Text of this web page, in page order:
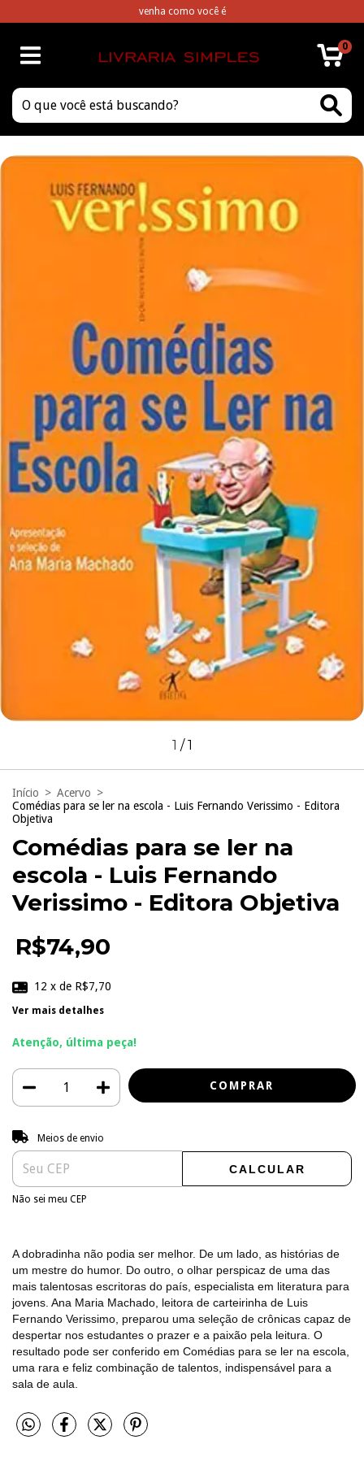
venha como você é
0
1 /1
Início > Acervo >
Comédias para se ler na escola - Luis Fernando Verissimo - Editora
Objetiva
Comédias para se ler na
escola - Luis Fernando
Verissimo - Editora Objetiva
R$74,90
12 x de R$7,70
Ver mais detalhes
Atenção, última peça!
Entregas para o CEP:
Meios de envio
CALCULAR
Não sei meu CEP
A dobradinha não podia ser melhor. De um lado, as histórias de
um mestre do humor. Do outro, o olhar perspicaz de uma das
mais talentosas escritoras do país, especialista em literatura para
jovens. Ana Maria Machado, leitora de carteirinha de Luis
Fernando Verissimo, preparou uma seleção de crônicas capaz de
despertar nos estudantes o prazer e a paixão pela leitura. O
resultado pode ser conferido em Comédias para se ler na escola,
uma rara e feliz combinação de talentos, indispensável para a
sala de aula.